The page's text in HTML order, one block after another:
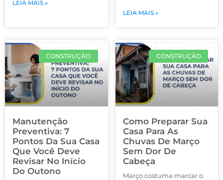
LEIA MAIS »
LEIA MAIS »
CONSTRUÇÃO
Manutenção
Preventiva: 7
Pontos Da Sua Casa
Que Você Deve
Revisar No Início
Do Outono
CONSTRUÇÃO
Como Preparar Sua
Casa Para As
Chuvas De Março
Sem Dor De
Cabeça
Março costuma marcar o